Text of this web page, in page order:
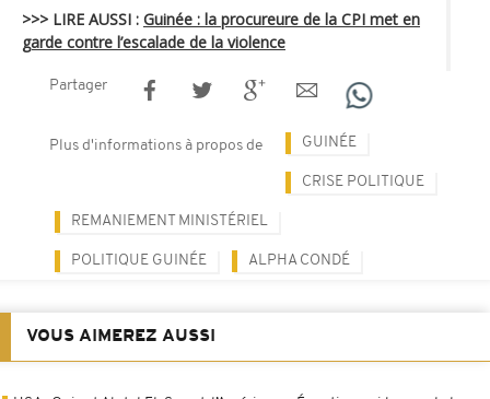
>>> LIRE AUSSI : Guinée : la procureure de la CPI met en
garde contre l’escalade de la violence
Partager
Plus d'informations à propos de GUINÉE
CRISE POLITIQUE
REMANIEMENT MINISTÉRIEL
POLITIQUE GUINÉE ALPHA CONDÉ
VOUS AIMEREZ AUSSI